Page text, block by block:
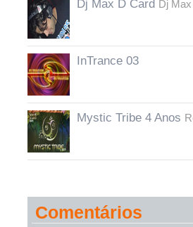
Dj Max D Card Dj
InTrance 03
Mystic Tribe 4 Anos
Comentários